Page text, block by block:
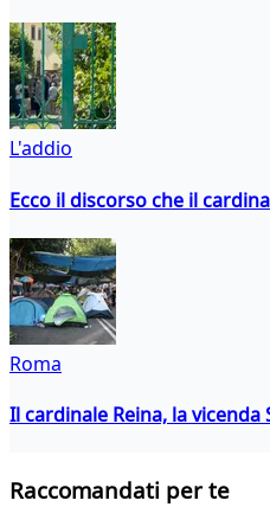
L'addio
Ecco il discorso che il
Roma
Il cardinale Reina, la
Raccomandati per te